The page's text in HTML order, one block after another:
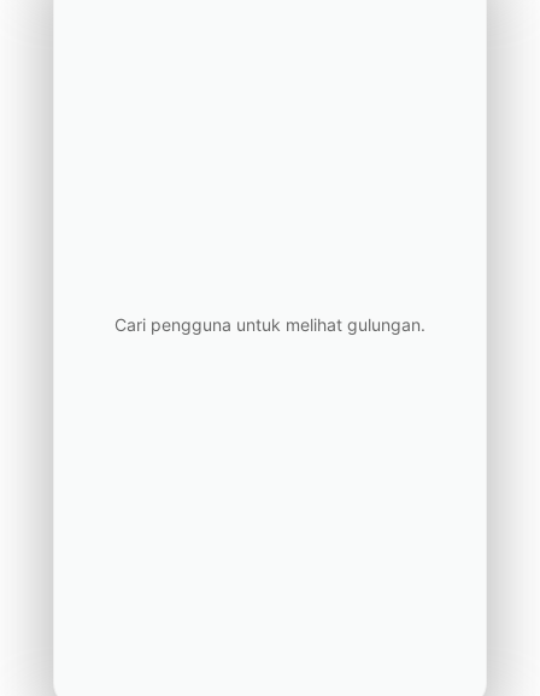
Cari pengguna untuk melihat gulungan.